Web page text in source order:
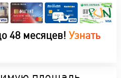
48 месяцев! Узнать